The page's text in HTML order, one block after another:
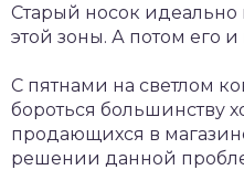
Старый носок идеально
этой зоны. А потом его
С пятнами на светлом
бороться большинству
продающихся в
решении данной